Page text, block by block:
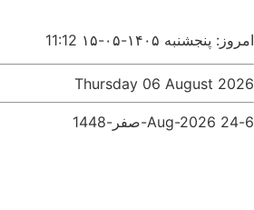
امروز: پنجشنبه ۱۴۰۵-۰۵-۱۵ 11:12
Thursday 06 August 2026
6-Aug-2026 24-صفر-1448